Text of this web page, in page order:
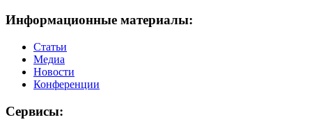
Информационные материалы:
Статьи
Медиа
Новости
Конференции
Сервисы: